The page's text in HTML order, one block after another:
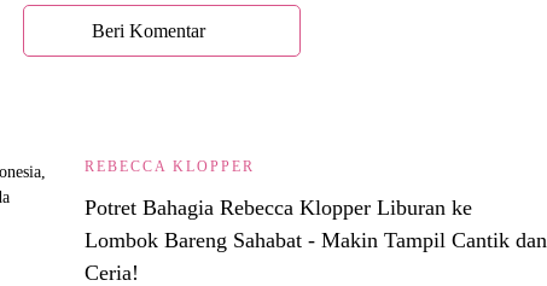
Beri Komentar
REBECCA KLOPPER
Potret Bahagia Rebecca Klopper Liburan ke
Lombok Bareng Sahabat - Makin Tampil Cantik dan
Ceria!